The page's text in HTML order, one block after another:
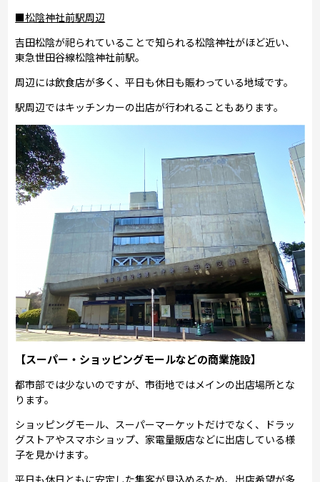
■松陰神社前駅周辺
吉田松陰が祀られていることで知られる松陰神社がほど近い、
東急世田谷線松陰神社前駅。
周辺には飲食店が多く、平日も休日も賑わっている地域です。
駅周辺ではキッチンカーの出店が行われることもあります。
【スーパー・ショッピングモールなどの商業施設】
都市部では少ないのですが、市街地ではメインの出店場所とな
ります。
ショッピングモール、スーパーマーケットだけでなく、ドラッ
グストアやスマホショップ、家電量販店などに出店している様
子を見かけます。
平日も休日ともに安定した集客が見込めるため、出店希望が多